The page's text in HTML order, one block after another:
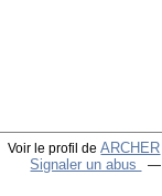
Voir le profil deARCHER
Signaler un abus